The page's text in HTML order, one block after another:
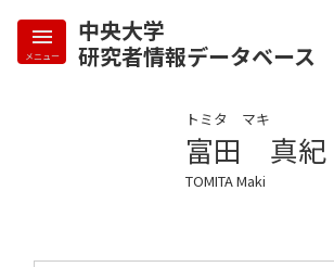
中央大学
研究者情報データベース
メニュー
トミタ マキ
富田 真紀
TOMITA Maki